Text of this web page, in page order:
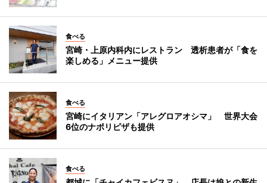
食べる
宮崎・上原内科内にレストラン 透析患者が「食を
楽しめる」メニュー提供
食べる
宮崎にイタリアン「アレグロアオシマ」 世界大会
6位のナポリピザも提供
食べる